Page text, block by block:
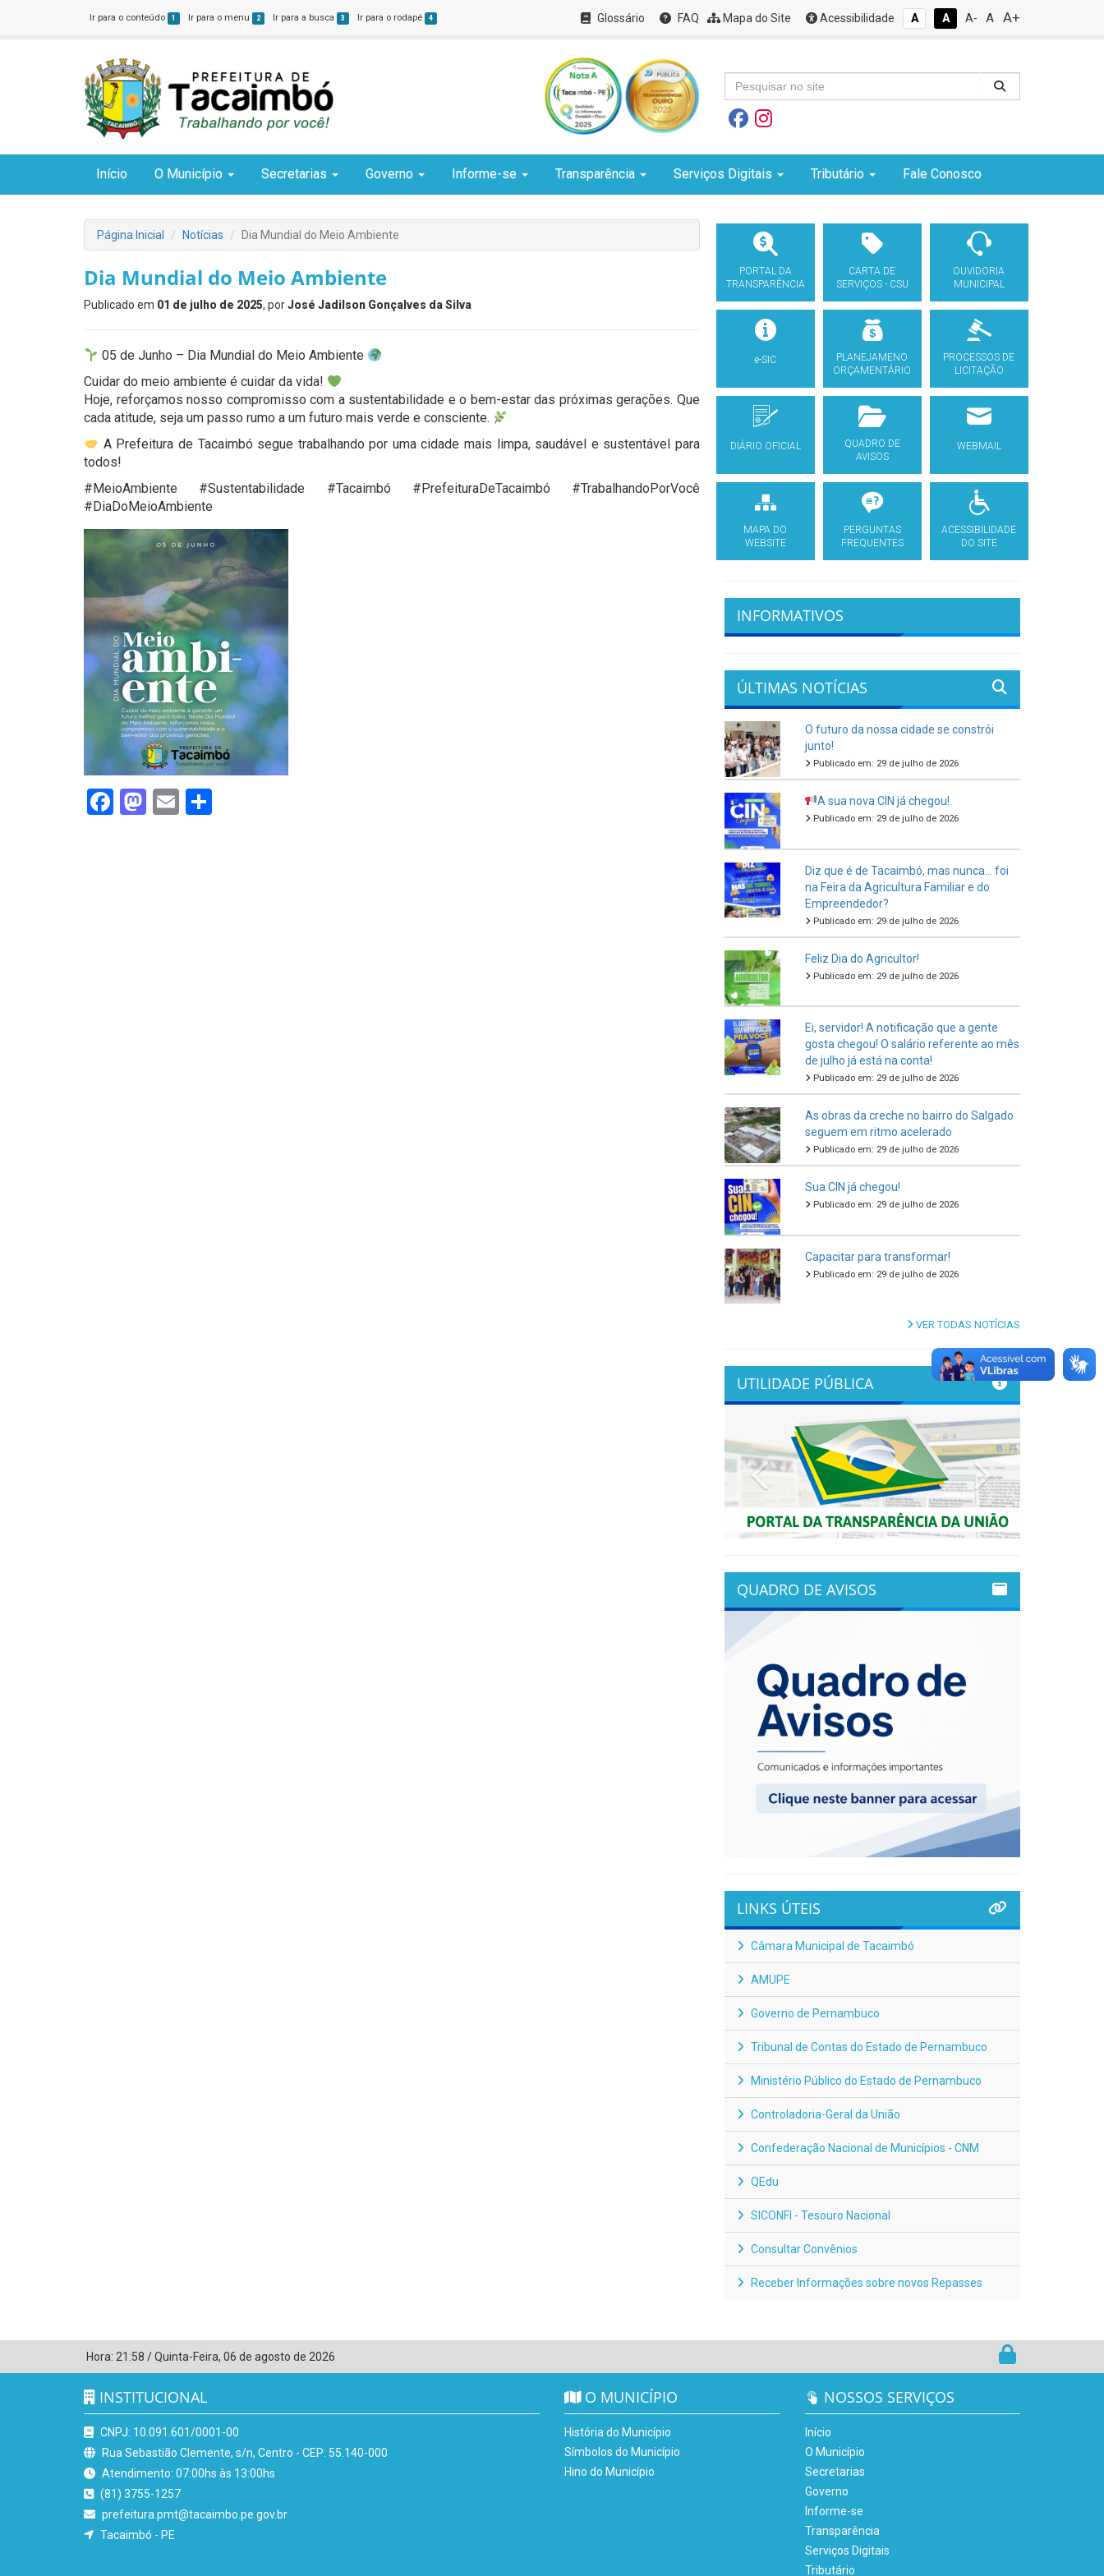
Ir para o conteúdo 1 Ir para o menu 2 Ir para a busca 3 Ir para o rodapé 4 Glossário FAQ Mapa do Site Acessibilidade A A A- A A+
Início O Município Secretarias Governo Informe-se Transparência Serviços Digitais Tributário Fale Conosco
Página Inicial Notícias Dia Mundial do Meio Ambiente
Dia Mundial do Meio Ambiente
Publicado em 01 de julho de 2025, porJosé Jadilson Gonçalves da Silva
05 de Junho – Dia Mundial do Meio Ambiente
Cuidar do meio ambiente é cuidar da vida!
Hoje, reforçamos nosso compromisso com a sustentabilidade e o bem-estar das próximas gerações. Que
cada atitude, seja um passo rumo a um futuro mais verde e consciente.
A Prefeitura de Tacaimbó segue trabalhando por uma cidade mais limpa, saudável e sustentável para
todos!
#MeioAmbiente #Sustentabilidade #Tacaimbó #PrefeituraDeTacaimbó #TrabalhandoPorVocê
#DiaDoMeioAmbiente
Facebook
Mastodon
Email
PORTAL DA
TRANSPARÊNCIA
CARTA DE
SERVIÇOS - CSU
OUVIDORIA
MUNICIPAL
e-SIC
PLANEJAMENO
ORÇAMENTÁRIO
PROCESSOS DE
LICITAÇÃO
DIÁRIO OFICIAL
QUADRO DE
AVISOS
WEBMAIL
MAPA DO
WEBSITE
PERGUNTAS
FREQUENTES
ACESSIBILIDADE
DO SITE
INFORMATIVOS
ÚLTIMAS NOTÍCIAS
O futuro da nossa cidade se constrói
junto!
Publicado em: 29 de julho de 2026
A sua nova CIN já chegou!
Publicado em: 29 de julho de 2026
Diz que é de Tacaimbó, mas nunca… foi
na Feira da Agricultura Familiar e do
Empreendedor?
Publicado em: 29 de julho de 2026
Feliz Dia do Agricultor!
Publicado em: 29 de julho de 2026
Ei, servidor! A notificação que a gente
gosta chegou! O salário referente ao mês
de julho já está na conta!
Publicado em: 29 de julho de 2026
As obras da creche no bairro do Salgado
seguem em ritmo acelerado
Publicado em: 29 de julho de 2026
Sua CIN já chegou!
Publicado em: 29 de julho de 2026
Capacitar para transformar!
Publicado em: 29 de julho de 2026
VER TODAS NOTÍCIAS
UTILIDADE PÚBLICA
Previous Next
QUADRO DE AVISOS
LINKS ÚTEIS
Câmara Municipal de Tacaimbó
AMUPE
Governo de Pernambuco
Tribunal de Contas do Estado de Pernambuco
Ministério Público do Estado de Pernambuco
Controladoria-Geral da União
Confederação Nacional de Municípios - CNM
QEdu
SICONFI - Tesouro Nacional
Consultar Convênios
Receber Informações sobre novos Repasses
Hora: 21:58 /Quinta-Feira, 06 de agosto de 2026
INSTITUCIONAL
CNPJ: 10.091.601/0001-00
Rua Sebastião Clemente, s/n, Centro - CEP: 55.140-000
Atendimento: 07:00hs às 13:00hs
(81) 3755-1257
prefeitura.pmt@tacaimbo.pe.gov.br
Tacaimbó - PE
O MUNICÍPIO
História do Município
Símbolos do Município
Hino do Município
NOSSOS SERVIÇOS
Início
O Município
Secretarias
Governo
Informe-se
Transparência
Serviços Digitais
Tributário